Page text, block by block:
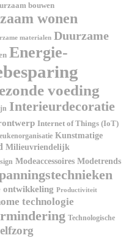
bouwen
wonen
materialen Duurzame
Energie-
voeding
Interieurdecoratie
Internet of Things (IoT)
Kunstmatige
Milieuvriendelijk
Modeaccessoires Modetrends
ontwikkeling Productiviteit
technologie
Technologische